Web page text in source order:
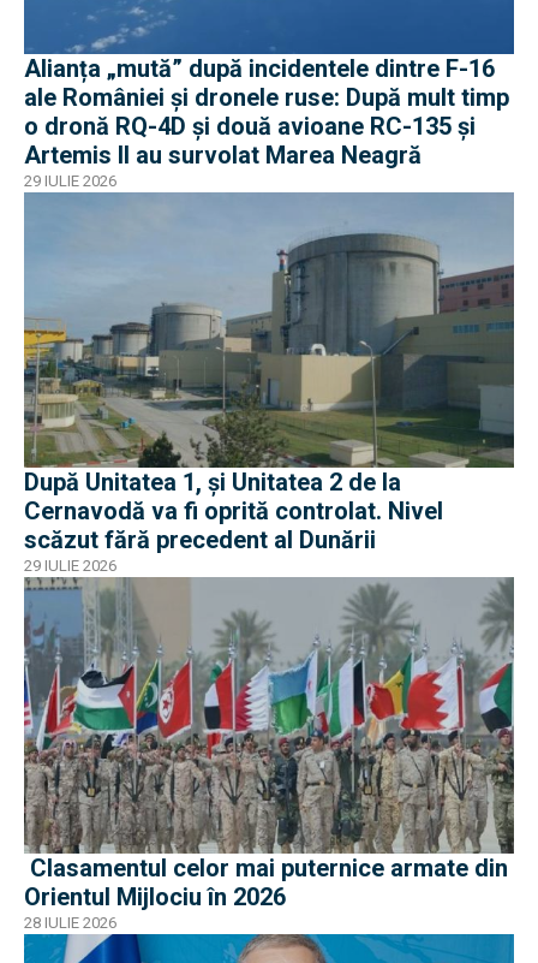
Alianța „mută” după incidentele dintre F-16
ale României și dronele ruse: După mult timp
o dronă RQ-4D și două avioane RC-135 și
Artemis II au survolat Marea Neagră
29 IULIE 2026
După Unitatea 1, și Unitatea 2 de la
Cernavodă va fi oprită controlat. Nivel
scăzut fără precedent al Dunării
29 IULIE 2026
Clasamentul celor mai puternice armate din
Orientul Mijlociu în 2026
28 IULIE 2026